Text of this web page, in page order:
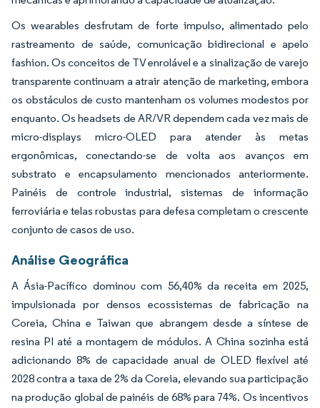
Os wearables desfrutam de forte impulso, alimentado pelo
rastreamento de saúde, comunicação bidirecional e apelo
fashion. Os conceitos de TV enrolável e a sinalização de varejo
transparente continuam a atrair atenção de marketing, embora
os obstáculos de custo mantenham os volumes modestos por
enquanto. Os headsets de AR/VR dependem cada vez mais de
micro-displays micro-OLED para atender às metas
ergonômicas, conectando-se de volta aos avanços em
substrato e encapsulamento mencionados anteriormente.
Painéis de controle industrial, sistemas de informação
ferroviária e telas robustas para defesa completam o crescente
conjunto de casos de uso.
Análise Geográfica
A Ásia-Pacífico dominou com 56,40% da receita em 2025,
impulsionada por densos ecossistemas de fabricação na
Coreia, China e Taiwan que abrangem desde a síntese de
resina PI até a montagem de módulos. A China sozinha está
adicionando 8% de capacidade anual de OLED flexível até
2028 contra a taxa de 2% da Coreia, elevando sua participação
na produção global de painéis de 68% para 74%. Os incentivos